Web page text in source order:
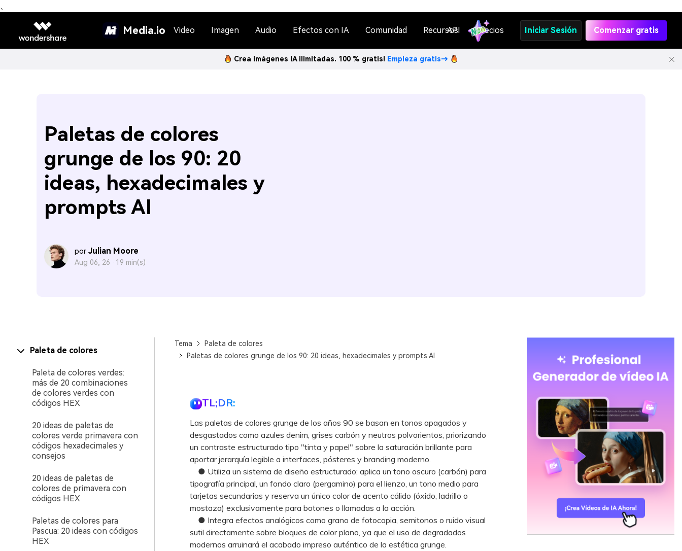
、
Media.io Video Imagen Audio Efectos con IA Comunidad Recursos
API Precios Iniciar Sesión Comenzar gratis
Crea imágenes IA ilimitadas. 100 % gratis! Empieza gratis→
Paletas de colores
grunge de los 90: 20
ideas, hexadecimales y
prompts AI
por Julian Moore
Aug 06, 26 · 19 min(s)
Paleta de colores
Paleta de colores verdes:
más de 20 combinaciones
de colores verdes con
códigos HEX
20 ideas de paletas de
colores verde primavera con
códigos hexadecimales y
consejos
20 ideas de paletas de
colores de primavera con
códigos HEX
Paletas de colores para
Pascua: 20 ideas con códigos
HEX
Tema
Paleta de colores
Paletas de colores grunge de los 90: 20 ideas, hexadecimales y prompts AI
TL;DR:
Las paletas de colores grunge de los años 90 se basan en tonos apagados y
desgastados como azules denim, grises carbón y neutros polvorientos, priorizando
un contraste estructurado tipo "tinta y papel" sobre la saturación brillante para
aportar jerarquía legible a interfaces, pósteres y branding moderno.
● Utiliza un sistema de diseño estructurado: aplica un tono oscuro (carbón) para
tipografía principal, un fondo claro (pergamino) para el lienzo, un tono medio para
tarjetas secundarias y reserva un único color de acento cálido (óxido, ladrillo o
mostaza) exclusivamente para botones o llamadas a la acción.
● Integra efectos analógicos como grano de fotocopia, semitonos o ruido visual
sutil directamente sobre bloques de color plano, ya que el uso de degradados
modernos arruinará el acabado impreso auténtico de la estética grunge.